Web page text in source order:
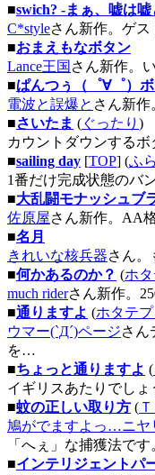
■swich? -まぁ、嘘は嘘
C*styleさん新作。ゲス
■おまえもなボタン
Lance王国 さん新作。
■ぱんつぅ（゜∀゜）
電波と誤爆と さん新作
■さいたま (ぐったり )
カウントダウンするボ
■sailing day [TOP] (ふ
1番だけ完成状態のバ
■大乱闘モナッシュブ
佐原屋さん新作。AA
■名月
きれいな核兵器さん。
■何かあるのか？ (ホ
much riderさん新作。
■通りますよ (ホタテ
ウマー(`Д´)ページさん
を…
■ちょっと通りますよ (
イギリスあたりでし
■蚊の正しい取り方 (
鳩がでますよっ…ニヤ
「へぇ」な捕獲法です
■インテリジェントパ